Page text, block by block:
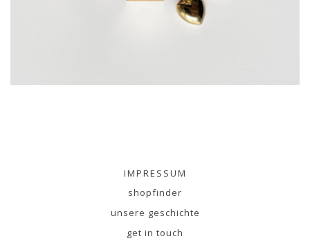
IMPRESSUM
shopfinder
unsere geschichte
get in touch